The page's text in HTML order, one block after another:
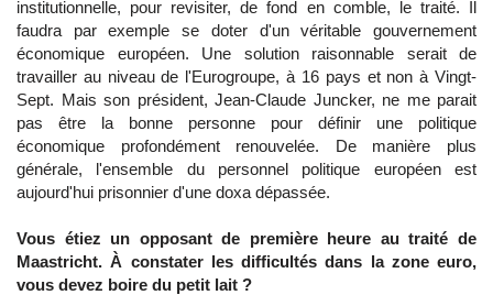
institutionnelle, pour revisiter, de fond en comble, le traité. Il
faudra par exemple se doter d'un véritable gouvernement
économique européen. Une solution raisonnable serait de
travailler au niveau de l'Eurogroupe, à 16 pays et non à Vingt-
Sept. Mais son président, Jean-Claude Juncker, ne me parait
pas être la bonne personne pour définir une politique
économique profondément renouvelée. De manière plus
générale, l'ensemble du personnel politique européen est
aujourd'hui prisonnier d'une doxa dépassée.
Vous étiez un opposant de première heure au traité de
Maastricht. À constater les difficultés dans la zone euro,
vous devez boire du petit lait ?